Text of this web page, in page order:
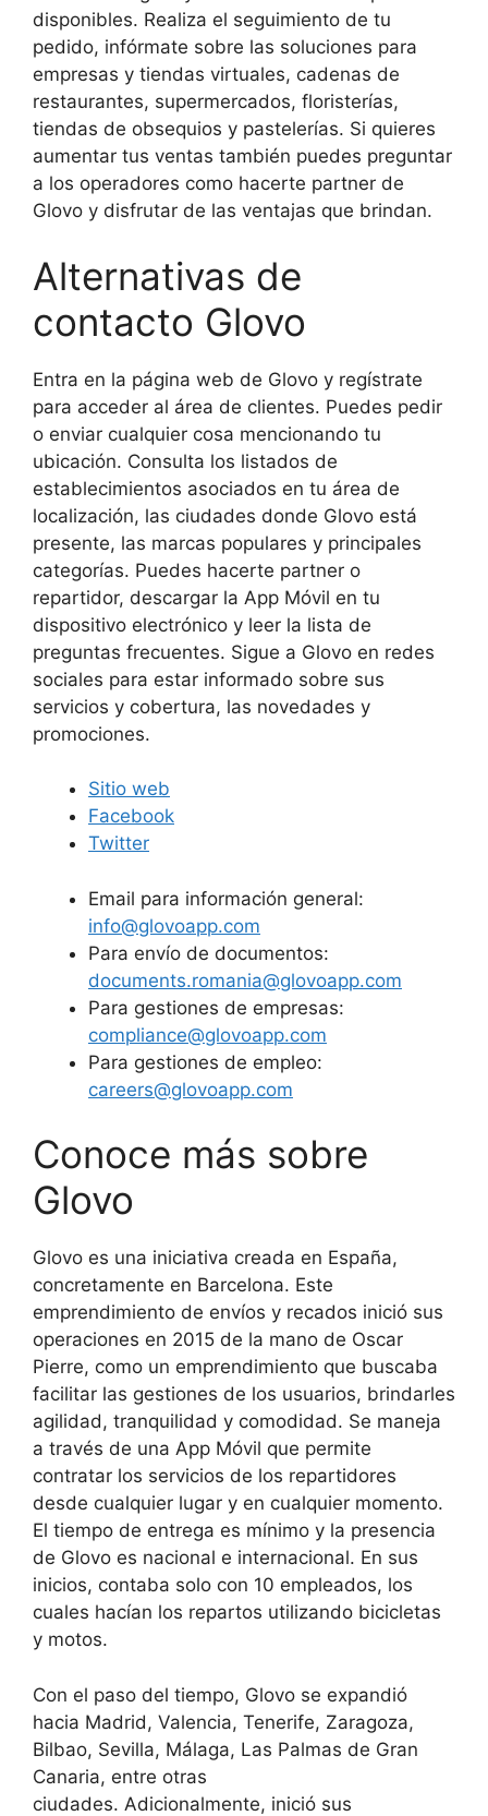
disponibles. Realiza el seguimiento de tu
pedido, infórmate sobre las soluciones para
empresas y tiendas virtuales, cadenas de
restaurantes, supermercados, floristerías,
tiendas de obsequios y pastelerías. Si quieres
aumentar tus ventas también puedes preguntar
a los operadores como hacerte partner de
Glovo y disfrutar de las ventajas que brindan.
Alternativas de
contacto Glovo
Entra en la página web de Glovo y regístrate
para acceder al área de clientes. Puedes pedir
o enviar cualquier cosa mencionando tu
ubicación. Consulta los listados de
establecimientos asociados en tu área de
localización, las ciudades donde Glovo está
presente, las marcas populares y principales
categorías. Puedes hacerte partner o
repartidor, descargar la App Móvil en tu
dispositivo electrónico y leer la lista de
preguntas frecuentes. Sigue a Glovo en redes
sociales para estar informado sobre sus
servicios y cobertura, las novedades y
promociones.
Sitio web
Facebook
Twitter
Email para información general:
info@glovoapp.com
Para envío de documentos:
documents.romania@glovoapp.com
Para gestiones de empresas:
compliance@glovoapp.com
Para gestiones de empleo:
careers@glovoapp.com
Conoce más sobre
Glovo
Glovo es una iniciativa creada en España,
concretamente en Barcelona. Este
emprendimiento de envíos y recados inició sus
operaciones en 2015 de la mano de Oscar
Pierre, como un emprendimiento que buscaba
facilitar las gestiones de los usuarios, brindarles
agilidad, tranquilidad y comodidad. Se maneja
a través de una App Móvil que permite
contratar los servicios de los repartidores
desde cualquier lugar y en cualquier momento.
El tiempo de entrega es mínimo y la presencia
de Glovo es nacional e internacional. En sus
inicios, contaba solo con 10 empleados, los
cuales hacían los repartos utilizando bicicletas
y motos.
Con el paso del tiempo, Glovo se expandió
hacia Madrid, Valencia, Tenerife, Zaragoza,
Bilbao, Sevilla, Málaga, Las Palmas de Gran
Canaria, entre otras
ciudades. Adicionalmente, inició sus